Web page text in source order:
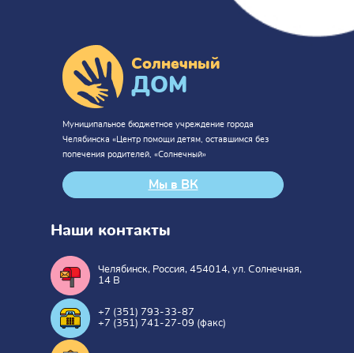
Солнечный
ДОМ
Муниципальное бюджетное учреждение города
Челябинска «Центр помощи детям, оставшимся без
попечения родителей, «Солнечный»
Мы в ВК
Наши контакты
Челябинск, Россия, 454014, ул. Солнечная,
14 В
+7 (351) 793-33-87
+7 (351) 741-27-09 (факс)